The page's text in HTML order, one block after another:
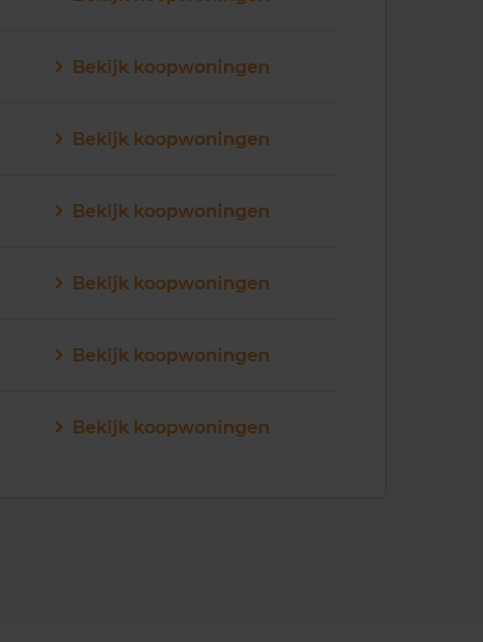
Bekijk koopwoningen
Bekijk koopwoningen
Bekijk koopwoningen
Bekijk koopwoningen
Bekijk koopwoningen
Bekijk koopwoningen